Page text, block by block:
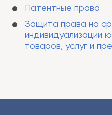
Патентные права
Защита права на
индивидуализации
товаров, услуг и